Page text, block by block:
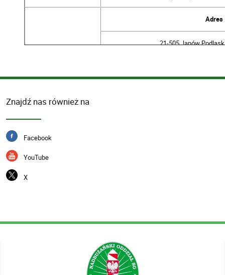
Adres
21-505 Janów
Znajdź nas również na
Facebook
YouTube
X